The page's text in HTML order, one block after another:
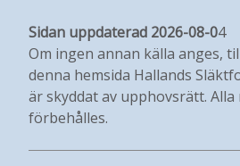
Sidan uppdaterad 2026-08-04
Om ingen annan källa anges,
denna hemsida Hallands
är skyddat av upphovsrätt.
förbehålles.